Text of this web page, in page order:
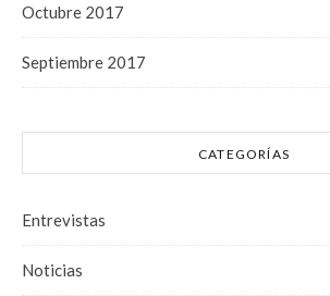
Octubre 2017
Septiembre 2017
CATEGORÍAS
Entrevistas
Noticias